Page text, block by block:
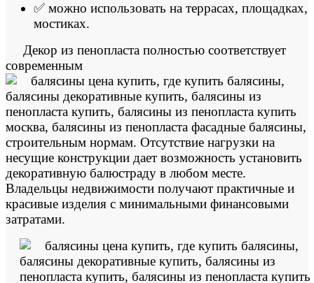
✅ можно использовать на террасах, площадках,
мостиках.
Декор из пенопласта полностью соответствует
современным
строительным нормам. Отсутствие нагрузки на
несущие конструкции дает возможность установить
декоративную балюстраду в любом месте.
Владельцы недвижимости получают практичные и
красивые изделия с минимальными финансовыми
затратами.